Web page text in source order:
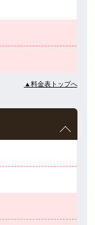
▲料金表トップへ